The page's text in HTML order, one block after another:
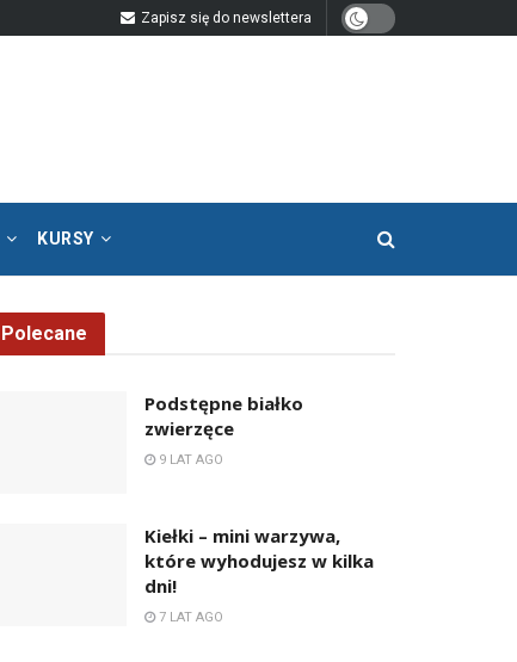
Zapisz się do newslettera
KURSY
Polecane
Podstępne białko
zwierzęce
9 LAT AGO
Kiełki – mini warzywa,
które wyhodujesz w kilka
dni!
7 LAT AGO